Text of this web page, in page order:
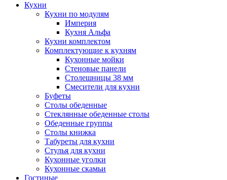
Кухни
Кухни по модулям
Империя
Кухня Альфа
Кухни комплектом
Комплектующие к кухням
Кухонные мойки
Стеновые панели
Столешницы 38 мм
Смесители для кухни
Буфеты
Столы обеденные
Стеклянные обеденные столы
Обеденные группы
Столы книжка
Табуреты для кухни
Стулья для кухни
Кухонные уголки
Кухонные скамьи
Гостиные